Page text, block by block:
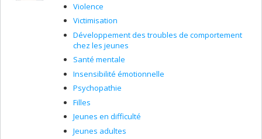
Violence
Victimisation
Développement des troubles de comportement
chez les jeunes
Santé mentale
Insensibilité émotionnelle
Psychopathie
Filles
Jeunes en difficulté
Jeunes adultes